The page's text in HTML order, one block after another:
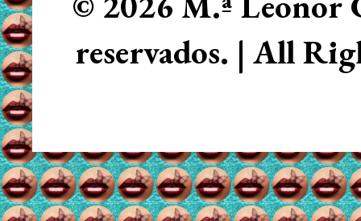
reservados. | All